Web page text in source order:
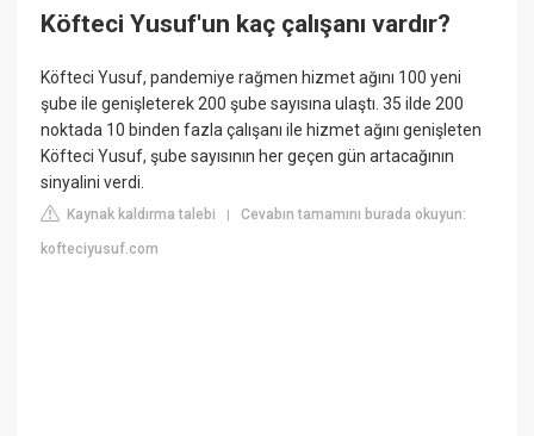
Köfteci Yusuf'un kaç çalışanı vardır?
Köfteci Yusuf, pandemiye rağmen hizmet ağını 100 yeni
şube ile genişleterek 200 şube sayısına ulaştı. 35 ilde 200
noktada 10 binden fazla çalışanı ile hizmet ağını genişleten
Köfteci Yusuf, şube sayısının her geçen gün artacağının
sinyalini verdi.
Kaynak kaldırma talebi |Cevabın tamamını burada okuyun:
kofteciyusuf.com